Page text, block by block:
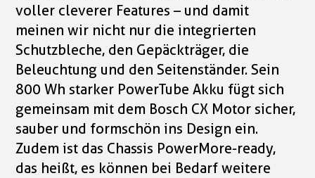
voller cleverer Features – und damit
meinen wir nicht nur die integrierten
Schutzbleche, den Gepäckträger, die
Beleuchtung und den Seitenständer. Sein
800 Wh starker PowerTube Akku fügt sich
gemeinsam mit dem Bosch CX Motor sicher,
sauber und formschön ins Design ein.
Zudem ist das Chassis PowerMore-ready,
das heißt, es können bei Bedarf weitere